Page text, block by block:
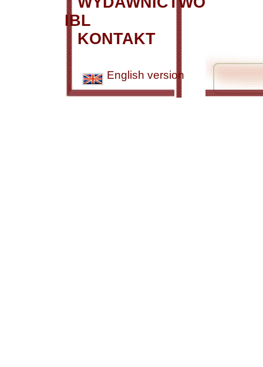
IBL
KONTAKT
English version